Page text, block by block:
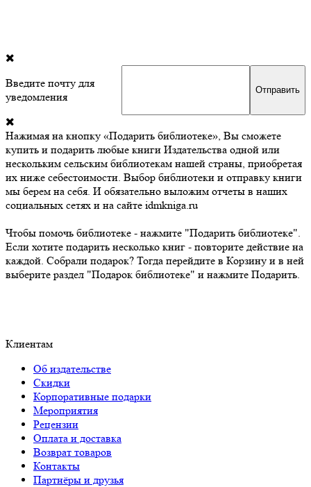
Введите почту для
уведомления
Нажимая на кнопку «Подарить библиотеке», Вы сможете
купить и подарить любые книги Издательства одной или
нескольким сельским библиотекам нашей страны, приобретая
их ниже себестоимости. Выбор библиотеки и отправку книги
мы берем на себя. И обязательно выложим отчеты в наших
социальных сетях и на сайте idmkniga.ru
Чтобы помочь библиотеке - нажмите "Подарить библиотеке".
Если хотите подарить несколько книг - повторите действие на
каждой. Собрали подарок? Тогда перейдите в Корзину и в ней
выберите раздел "Подарок библиотеке" и нажмите Подарить.
Клиентам
Об издательстве
Скидки
Корпоративные подарки
Мероприятия
Рецензии
Оплата и доставка
Возврат товаров
Контакты
Партнёры и друзья